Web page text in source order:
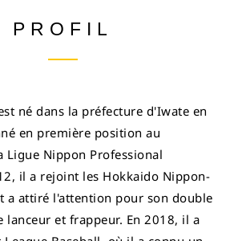
PROFIL
né dans la préfecture d'Iwate en
en première position au
Ligue Nippon Professional
il a rejoint les Hokkaido Nippon-
a attiré l'attention pour son double
lanceur et frappeur. En 2018, il a